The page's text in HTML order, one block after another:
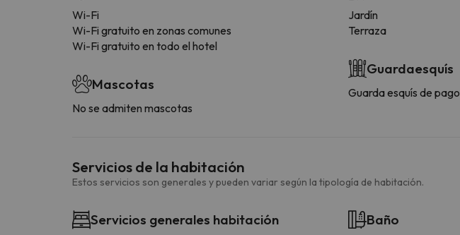
Wi-Fi
Wi-Fi gratuito en zonas comunes
Wi-Fi gratuito en todo el hotel
Mascotas
No se admiten mascotas
Jardín
Terraza
Guardaesquís
Guarda esquís de pago
Servicios de la habitación
Estos servicios son generales y pueden variar según la tipología de habitación.
Servicios generales habitación Baño